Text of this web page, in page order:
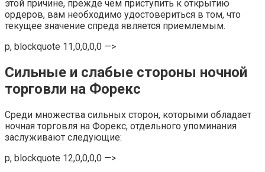
этой причине, прежде чем приступить к открытию
ордеров, вам необходимо удостовериться в том, что
текущее значение спреда является приемлемым.
p, blockquote 11,0,0,0,0 —>
Сильные и слабые стороны ночной
торговли на Форекс
Среди множества сильных сторон, которыми обладает
ночная торговля на Форекс, отдельного упоминания
заслуживают следующие:
p, blockquote 12,0,0,0,0 —>